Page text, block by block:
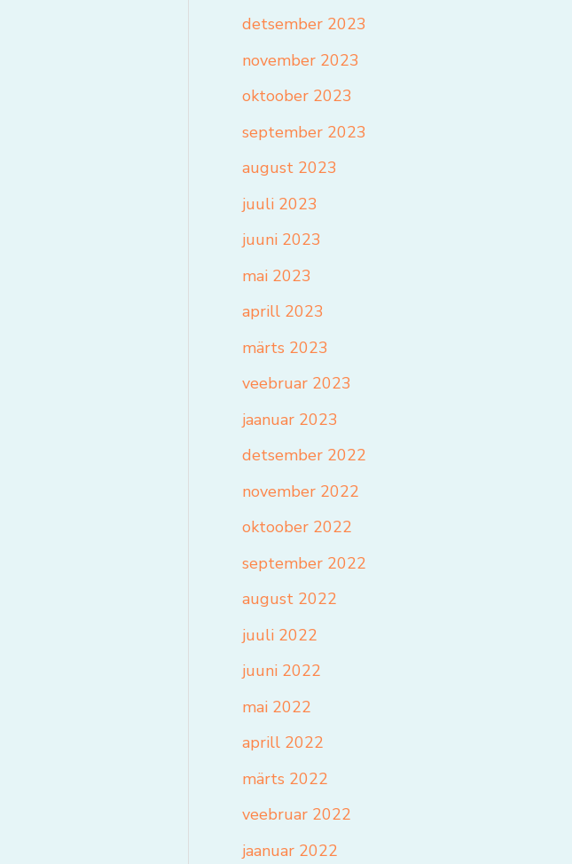
detsember 2023
november 2023
oktoober 2023
september 2023
august 2023
juuli 2023
juuni 2023
mai 2023
aprill 2023
märts 2023
veebruar 2023
jaanuar 2023
detsember 2022
november 2022
oktoober 2022
september 2022
august 2022
juuli 2022
juuni 2022
mai 2022
aprill 2022
märts 2022
veebruar 2022
jaanuar 2022